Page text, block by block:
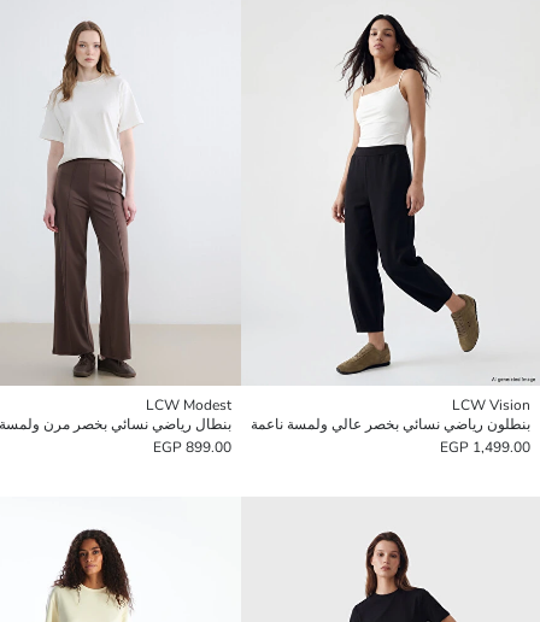
LCW Vision
بنطلون رياضي نسائي بخصر عالي ولمسة ناعمة
1,499.00 EGP
LCW Modest
بنطال رياضي نسائي بخصر مرن ولمسة
899.00 EGP